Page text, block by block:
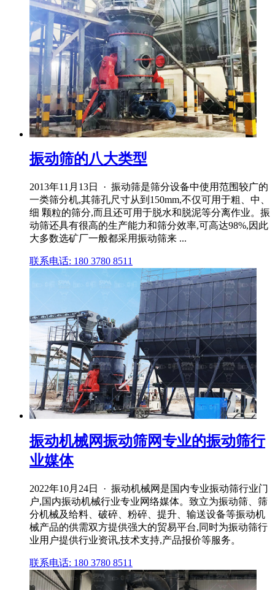
振动筛的八大类型
2013年11月13日 · 振动筛是筛分设备中使用范围较广的
一类筛分机,其筛孔尺寸从到150mm,不仅可用于粗、中、
细 颗粒的筛分,而且还可用于脱水和脱泥等分离作业。振
动筛还具有很高的生产能力和筛分效率,可高达98%,因此
大多数选矿厂一般都采用振动筛来 ...
联系电话: 180 3780 8511
振动机械网振动筛网专业的振动筛行
业媒体
2022年10月24日 · 振动机械网是国内专业振动筛行业门
户,国内振动机械行业专业网络媒体。致立为振动筛、筛
分机械及给料、破碎、粉碎、提升、输送设备等振动机
械产品的供需双方提供强大的贸易平台,同时为振动筛行
业用户提供行业资讯,技术支持,产品报价等服务。
联系电话: 180 3780 8511